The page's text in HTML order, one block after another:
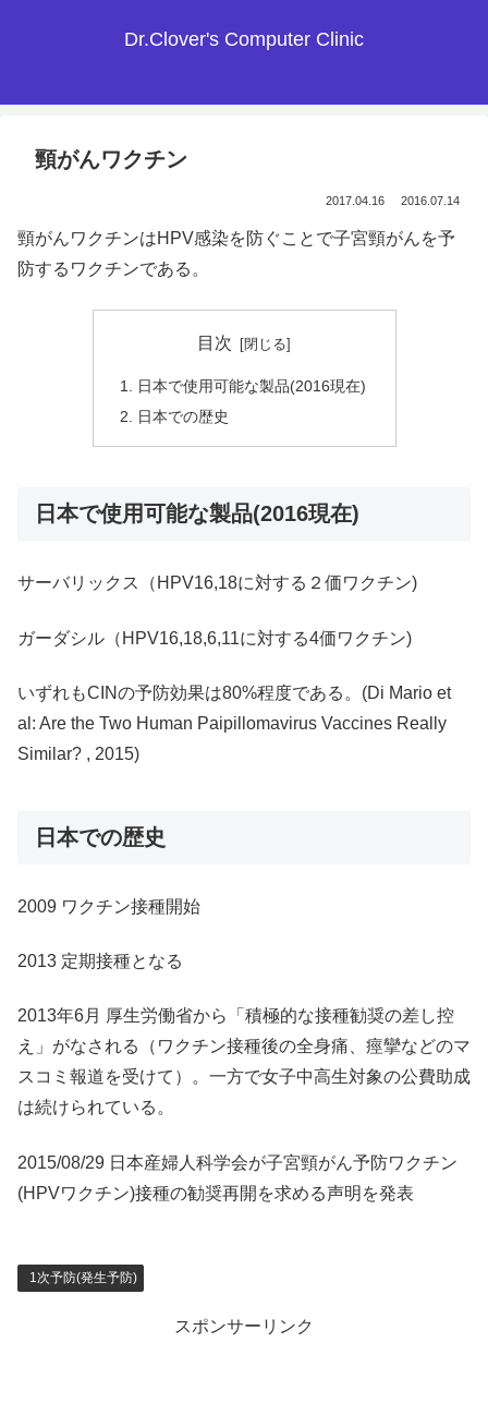
Dr.Clover's Computer Clinic
頸がんワクチン
2017.04.16 2016.07.14
頸がんワクチンはHPV感染を防ぐことで子宮頸がんを予
防するワクチンである。
目次
日本で使用可能な製品(2016現在)
日本での歴史
日本で使用可能な製品(2016現在)
サーバリックス（HPV16,18に対する２価ワクチン)
ガーダシル（HPV16,18,6,11に対する4価ワクチン)
いずれもCINの予防効果は80%程度である。(Di Mario et
al: Are the Two Human Paipillomavirus Vaccines Really
Similar? , 2015)
日本での歴史
2009 ワクチン接種開始
2013 定期接種となる
2013年6月 厚生労働省から「積極的な接種勧奨の差し控
え」がなされる（ワクチン接種後の全身痛、痙攣などのマ
スコミ報道を受けて）。一方で女子中高生対象の公費助成
は続けられている。
2015/08/29 日本産婦人科学会が子宮頸がん予防ワクチン
(HPVワクチン)接種の勧奨再開を求める声明を発表
1次予防(発生予防)
スポンサーリンク